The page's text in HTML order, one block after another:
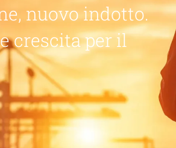
nuovo indotto.
crescita per il